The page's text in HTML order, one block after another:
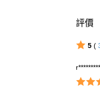
評價
5(